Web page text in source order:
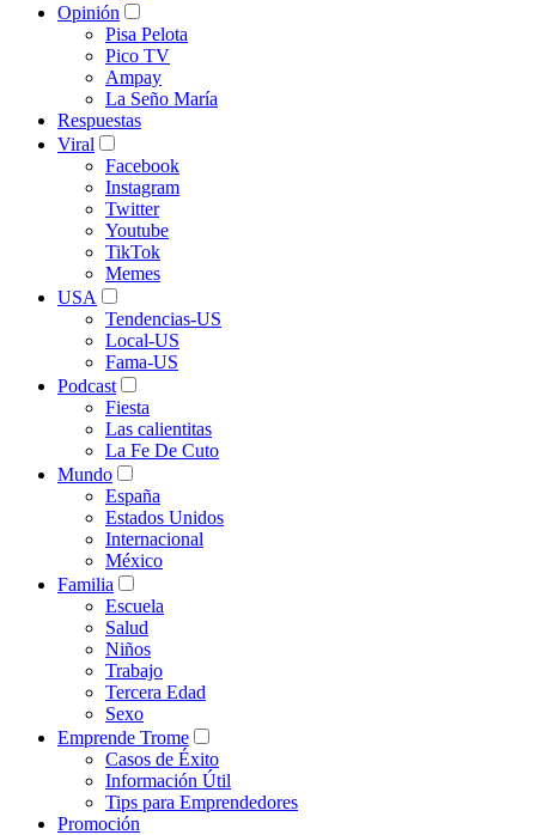
Opinión
Pisa Pelota
Pico TV
Ampay
La Seño María
Respuestas
Viral
Facebook
Instagram
Twitter
Youtube
TikTok
Memes
USA
Tendencias-US
Local-US
Fama-US
Podcast
Fiesta
Las calientitas
La Fe De Cuto
Mundo
España
Estados Unidos
Internacional
México
Familia
Escuela
Salud
Niños
Trabajo
Tercera Edad
Sexo
Emprende Trome
Casos de Éxito
Información Útil
Tips para Emprendedores
Promoción